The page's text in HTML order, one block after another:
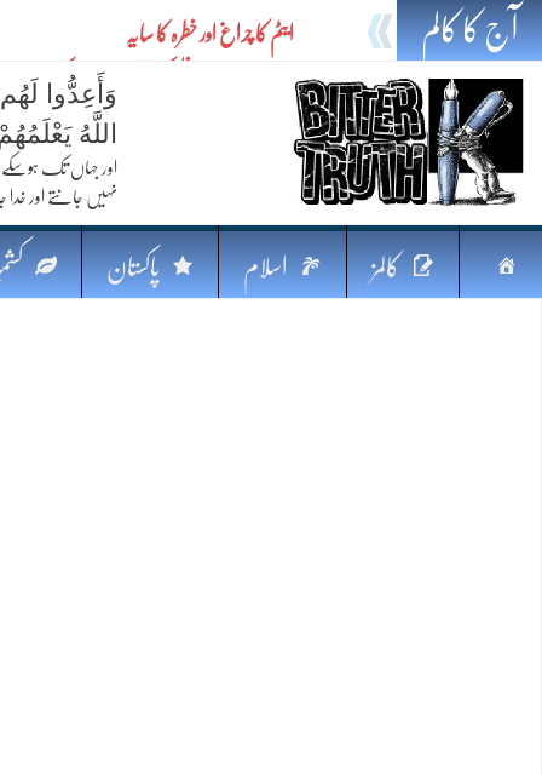
آج کا کالم ایٹم کا چراغ اور خطرہ کا سایہ
تیل،تلواراورتدبر:خلیج کی بدلتی بساط پرپاکستان
ایٹم کا نیا افق: طاقت، سیاست اور مشرقِ وسطیٰ
فکرِ اقبال اورامنِ عالم میں پاکستان کاکردار
جہاں ایک لہر دنیا بدل سکتی ہے
پردہ وبیانیہ
وَأَعِدُّوا
اللَّهُ
اور جہاں تک
نہیں جانتے اور خدا
صفحہ کالمز اسلام پاکستان